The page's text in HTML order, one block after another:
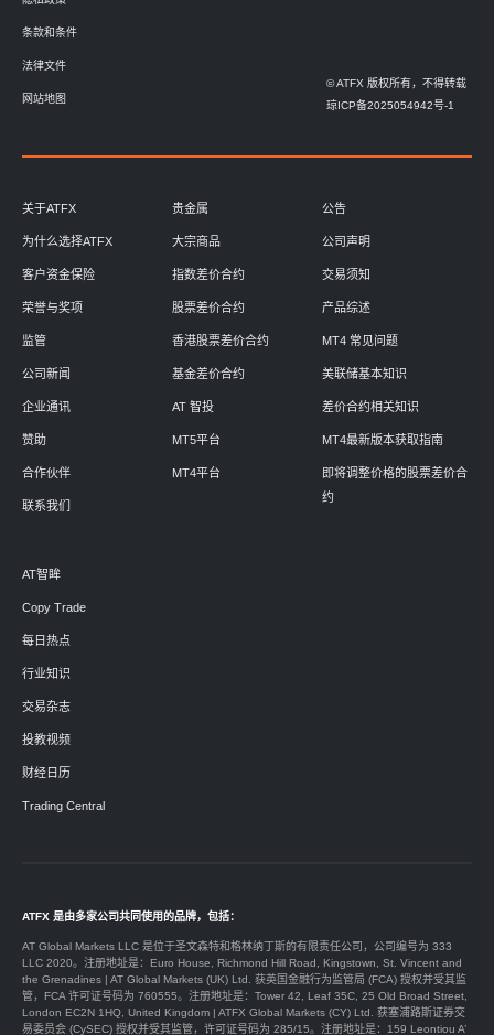
条款和条件
法律文件
网站地图
© ATFX 版权所有，不得转载
琼ICP备2025054942号-1
关于ATFX
为什么选择ATFX
客户资金保险
荣誉与奖项
监管
公司新闻
企业通讯
赞助
合作伙伴
联系我们
贵金属
大宗商品
指数差价合约
股票差价合约
香港股票差价合约
基金差价合约
AT 智投
MT5平台
MT4平台
公告
公司声明
交易须知
产品综述
MT4 常见问题
美联储基本知识
差价合约相关知识
MT4最新版本获取指南
即将调整价格的股票差价合
约
AT智眸
Copy Trade
每日热点
行业知识
交易杂志
投教视频
财经日历
Trading Central
ATFX 是由多家公司共同使用的品牌，包括：
AT Global Markets LLC 是位于圣文森特和格林纳丁斯的有限责任公司，公司编号为 333
LLC 2020。注册地址是：Euro House, Richmond Hill Road, Kingstown, St. Vincent and
the Grenadines | AT Global Markets (UK) Ltd. 获英国金融行为监管局 (FCA) 授权并受其监
管，FCA 许可证号码为 760555。注册地址是：Tower 42, Leaf 35C, 25 Old Broad Street,
London EC2N 1HQ, United Kingdom | ATFX Global Markets (CY) Ltd. 获塞浦路斯证券交
易委员会 (CySEC) 授权并受其监管，许可证号码为 285/15。注册地址是：159 Leontiou A’